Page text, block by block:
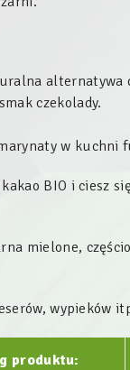
alternatywa
czekolady.
w kuchni
BIO i ciesz
mielone,
wypieków
produktu: